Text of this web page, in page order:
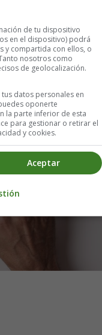
de tu dispositivo
en el dispositivo) podrá
y compartida con ellos, o
nosotros como
de geolocalización.
datos personales en
oponerte
la parte inferior de esta
para gestionar o retirar el
y cookies.
Aceptar